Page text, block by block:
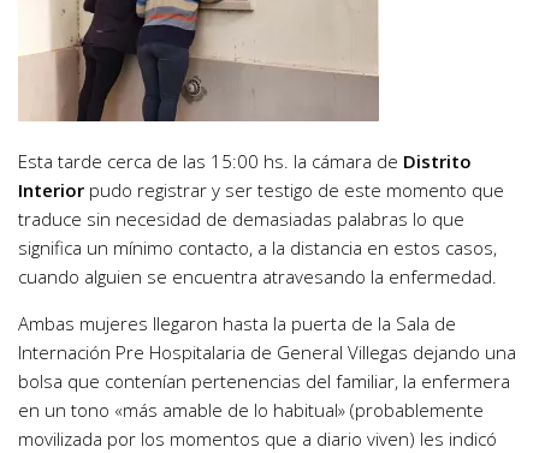
Esta tarde cerca de las 15:00 hs. la cámara de Distrito
Interior pudo registrar y ser testigo de este momento que
traduce sin necesidad de demasiadas palabras lo que
significa un mínimo contacto, a la distancia en estos casos,
cuando alguien se encuentra atravesando la enfermedad.
Ambas mujeres llegaron hasta la puerta de la Sala de
Internación Pre Hospitalaria de General Villegas dejando una
bolsa que contenían pertenencias del familiar, la enfermera
en un tono «más amable de lo habitual» (probablemente
movilizada por los momentos que a diario viven) les indicó